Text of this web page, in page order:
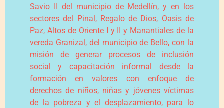
Savio II del municipio de Medellín, y en los
sectores del Pinal, Regalo de Dios, Oasis de
Paz, Altos de Oriente I y II y Manantiales de la
vereda Granizal, del municipio de Bello, con la
misión de generar procesos de inclusión
social y capacitación informal desde la
formación en valores con enfoque de
derechos de niños, niñas y jóvenes víctimas
de la pobreza y el desplazamiento, para lo